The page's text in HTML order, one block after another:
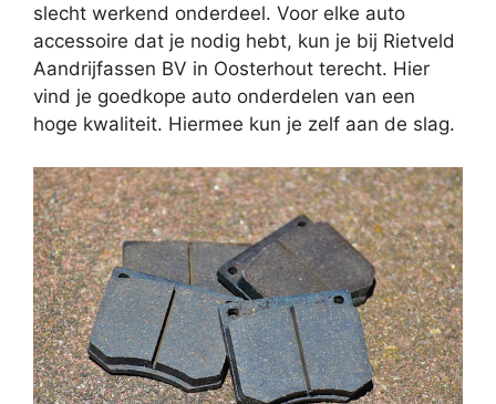
slecht werkend onderdeel. Voor elke auto
accessoire dat je nodig hebt, kun je bij Rietveld
Aandrijfassen BV in Oosterhout terecht. Hier
vind je goedkope auto onderdelen van een
hoge kwaliteit. Hiermee kun je zelf aan de slag.